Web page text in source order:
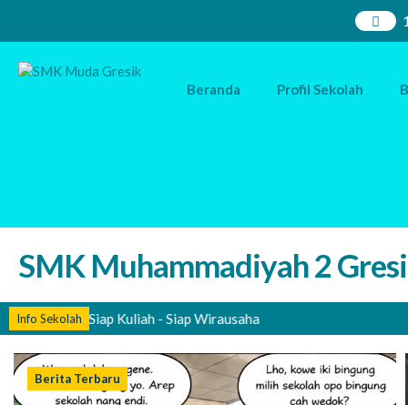
Beranda Profil Sekolah
SMK Muhammadiyah 2
Info Sekolah
Kerja - Siap Kuliah - Siap Wirausaha
Berita Terbaru